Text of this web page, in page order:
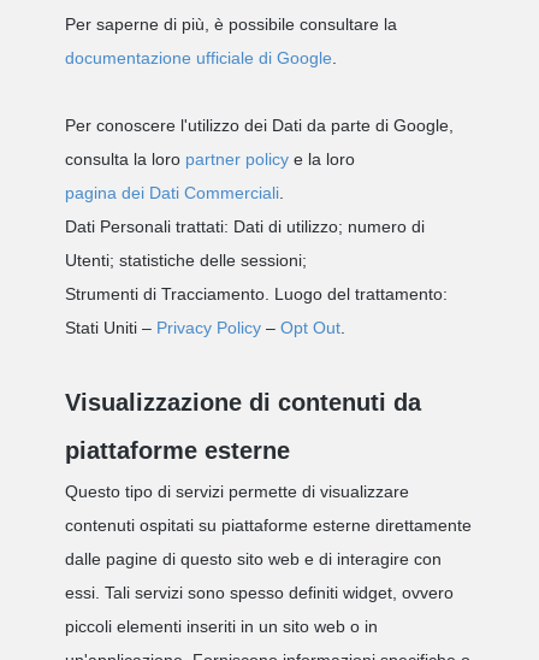
Per saperne di più, è possibile consultare la
documentazione ufficiale di Google
Per conoscere l'utilizzo dei Dati da parte di Google,
consulta la loro partner policy e la loro
pagina dei Dati Commerciali
Dati Personali trattati: Dati di utilizzo; numero di
Utenti; statistiche delle sessioni;
Strumenti di Tracciamento. Luogo del trattamento:
Stati Uniti – Privacy Policy – Opt Out
Visualizzazione di contenuti da
piattaforme esterne
Questo tipo di servizi permette di visualizzare
contenuti ospitati su piattaforme esterne direttamente
dalle pagine di questo sito web e di interagire con
essi. Tali servizi sono spesso definiti widget, ovvero
piccoli elementi inseriti in un sito web o in